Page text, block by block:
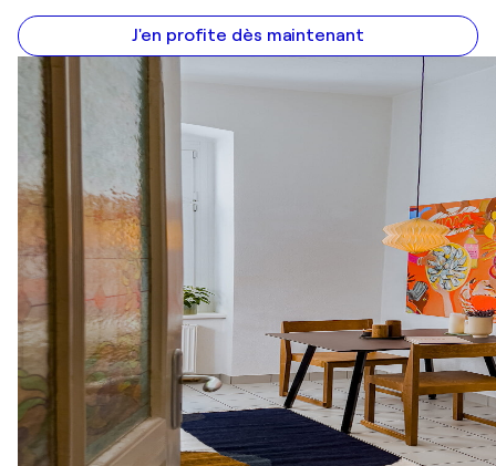
J'en profite dès maintenant